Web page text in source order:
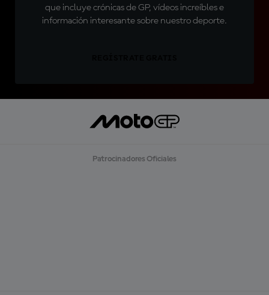
que incluye crónicas de GP, vídeos increíbles e
información interesante sobre nuestro deporte.
Patrocinadores Oficiales